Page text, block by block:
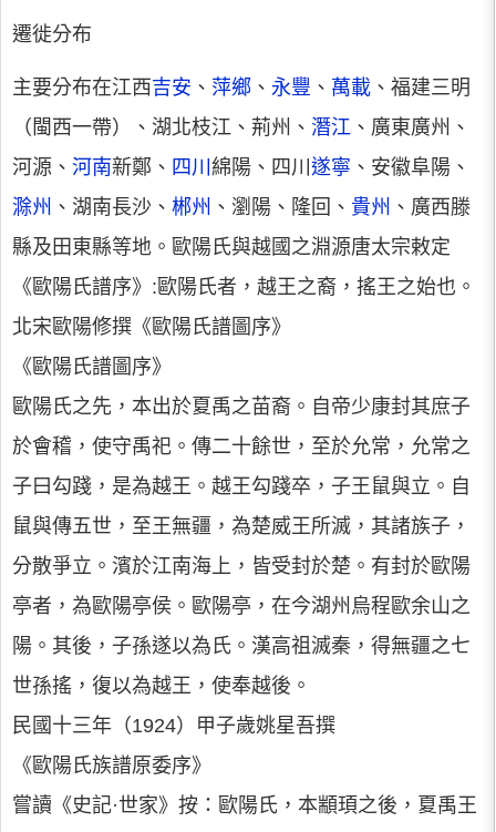
遷徙分布
主要分布在江西吉安 、 萍鄉 、 永豐 、 萬載 、福建三明
（閩西一帶）、湖北枝江、荊州、 潛江 、廣東廣州、
河源、 河南新鄭、 四川 綿陽、四川 遂寧 、安徽阜陽、
滁州 、湖南長沙、 郴州 、瀏陽、隆回、 貴州 、廣西滕
縣及田東縣等地。歐陽氏與越國之淵源唐太宗敕定
《歐陽氏譜序》:歐陽氏者，越王之裔，搖王之始也。
北宋歐陽修撰《歐陽氏譜圖序》
《歐陽氏譜圖序》
歐陽氏之先，本出於夏禹之苗裔。自帝少康封其庶子
於會稽，使守禹祀。傳二十餘世，至於允常，允常之
子曰勾踐，是為越王。越王勾踐卒，子王鼠與立。自
鼠與傳五世，至王無疆，為楚威王所滅，其諸族子，
分散爭立。濱於江南海上，皆受封於楚。有封於歐陽
亭者，為歐陽亭侯。歐陽亭，在今湖州烏程歐余山之
陽。其後，子孫遂以為氏。漢高祖滅秦，得無疆之七
世孫搖，復以為越王，使奉越後。
民國十三年（1924）甲子歲姚星吾撰
《歐陽氏族譜原委序》
嘗讀《史記·世家》按：歐陽氏，本顓頊之後，夏禹王